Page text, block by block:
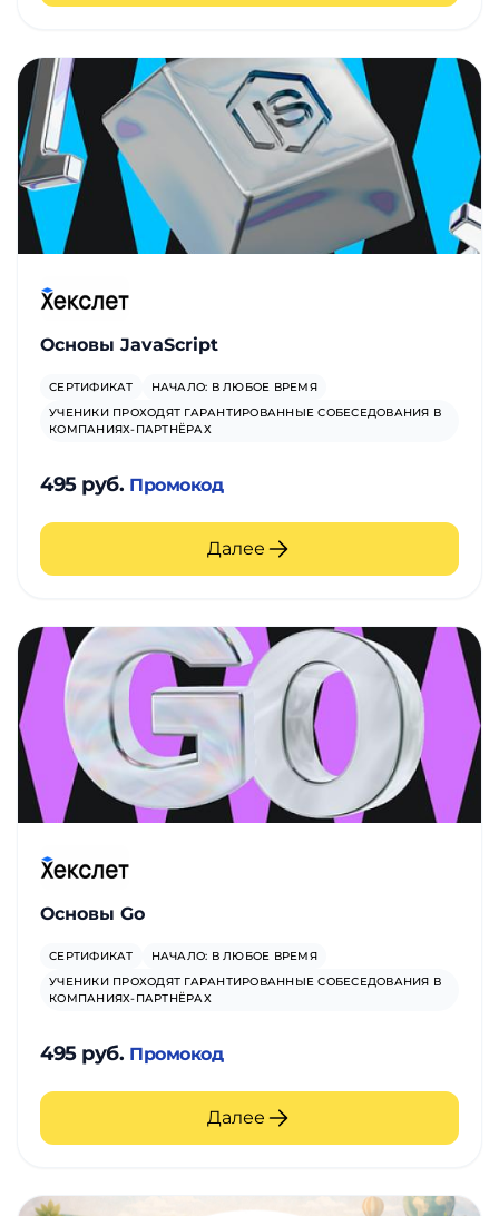
Основы JavaScript
СЕРТИФИКАТ
НАЧАЛО: В ЛЮБОЕ ВРЕМЯ
УЧЕНИКИ ПРОХОДЯТ ГАРАНТИРОВАННЫЕ СОБЕСЕДОВАНИЯ В
КОМПАНИЯХ-ПАРТНЁРАХ
495 руб. Промокод
Далее
Основы Go
СЕРТИФИКАТ
НАЧАЛО: В ЛЮБОЕ ВРЕМЯ
УЧЕНИКИ ПРОХОДЯТ ГАРАНТИРОВАННЫЕ СОБЕСЕДОВАНИЯ В
КОМПАНИЯХ-ПАРТНЁРАХ
495 руб. Промокод
Далее